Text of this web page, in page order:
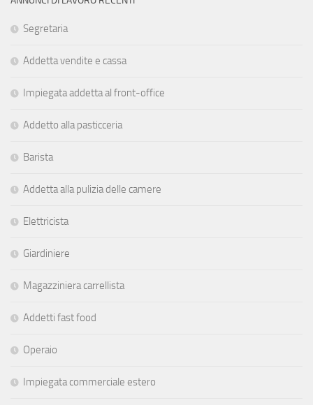
Segretaria
Addetta vendite e cassa
Impiegata addetta al front-office
Addetto alla pasticceria
Barista
Addetta alla pulizia delle camere
Elettricista
Giardiniere
Magazziniera carrellista
Addetti fast food
Operaio
Impiegata commerciale estero